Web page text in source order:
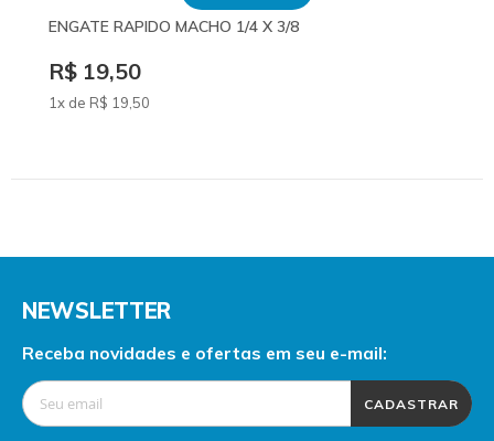
ENGATE RAPIDO MACHO 1/4 X 3/8
R$ 19,50
1x de R$ 19,50
NEWSLETTER
Receba novidades e ofertas em seu e-mail:
CADASTRAR